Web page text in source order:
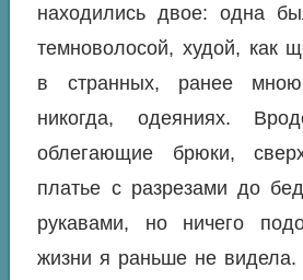
находились двое: одна
темноволосой, худой, как
в странных, ранее
никогда, одеяниях.
облегающие брюки,
платье с разрезами до
рукавами, но ничего
жизни я раньше не